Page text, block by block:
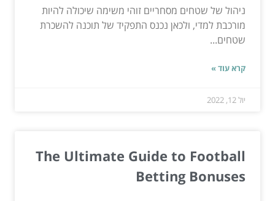
ניהול של שטחים מסחריים זוהי משימה שיכולה להיות
מורכבת למדי, ולכאן נכנס התפקיד של תוכנה להשכרת
שטחים...
קרא עוד »
יול 12, 2022
The Ultimate Guide to Football
Betting Bonuses